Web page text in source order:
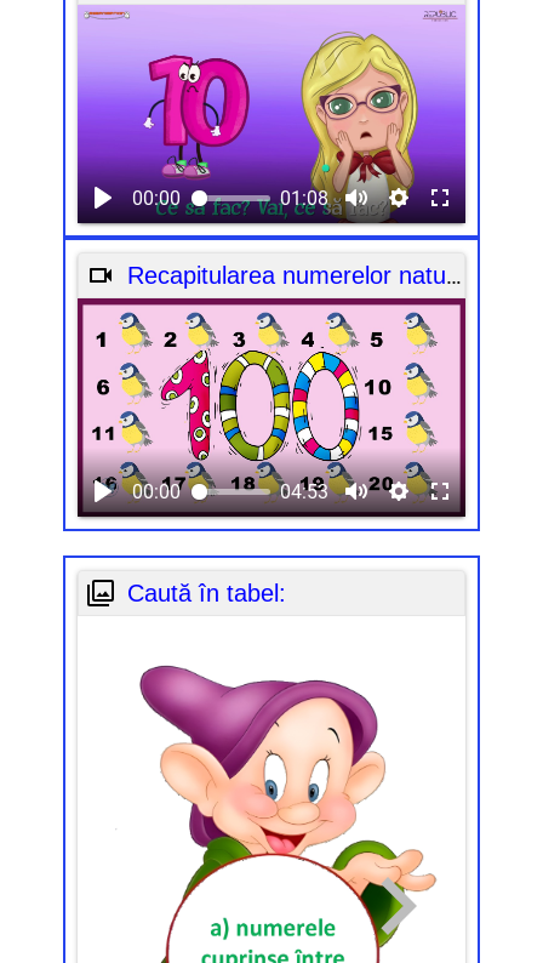
00:00 01:08
Recapitularea numerelor naturale de la 0 la 100
00:00 04:53
Caută în tabel: